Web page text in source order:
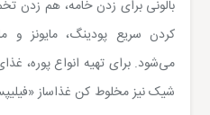
بالونی برای زدن خامه، هم ‌زدن
کردن سریع پودینگ، مایونز و
می‌شود. برای تهیه انواع پوره،
شیک نیز مخلوط‌ کن غذاساز